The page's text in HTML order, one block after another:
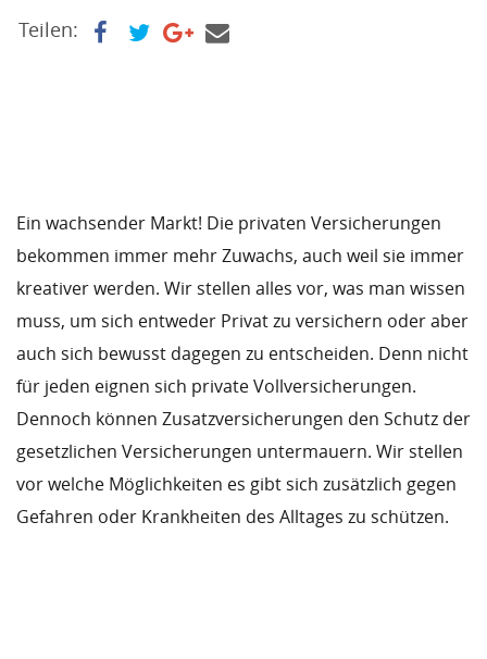
Teilen:
Ein wachsender Markt! Die privaten Versicherungen
bekommen immer mehr Zuwachs, auch weil sie immer
kreativer werden. Wir stellen alles vor, was man wissen
muss, um sich entweder Privat zu versichern oder aber
auch sich bewusst dagegen zu entscheiden. Denn nicht
für jeden eignen sich private Vollversicherungen.
Dennoch können Zusatzversicherungen den Schutz der
gesetzlichen Versicherungen untermauern. Wir stellen
vor welche Möglichkeiten es gibt sich zusätzlich gegen
Gefahren oder Krankheiten des Alltages zu schützen.